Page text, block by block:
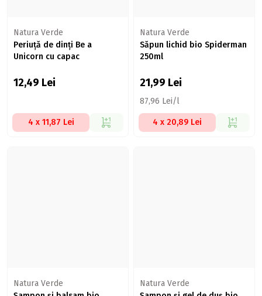
Natura Verde
Periuță de dinți Be a
Unicorn cu capac
12,49 Lei
4 x 11,87 Lei
Natura Verde
Săpun lichid bio Spiderman
250ml
21,99 Lei
87,96 Lei/l
4 x 20,89 Lei
Natura Verde
Natura Verde